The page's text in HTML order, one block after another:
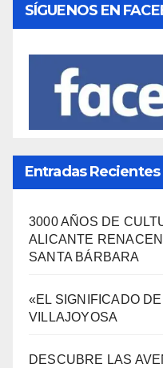
SÍGUENOS EN
Entradas Recientes
3000 AÑOS DE
ALICANTE
SANTA BÁRBARA
«EL SIGNIFICADO
VILLAJOYOSA
DESCUBRE LAS